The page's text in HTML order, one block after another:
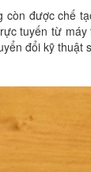
còn được chế
tuyến từ
đổi kỹ